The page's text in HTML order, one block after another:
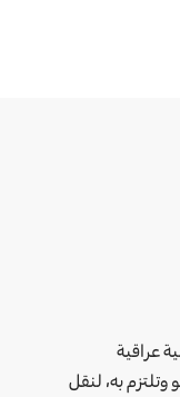
عراقية
به، لنقل